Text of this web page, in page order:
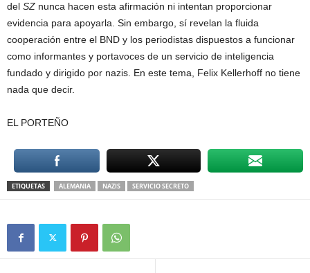
del SZ nunca hacen esta afirmación ni intentan proporcionar
evidencia para apoyarla. Sin embargo, sí revelan la fluida
cooperación entre el BND y los periodistas dispuestos a funcionar
como informantes y portavoces de un servicio de inteligencia
fundado y dirigido por nazis. En este tema, Felix Kellerhoff no tiene
nada que decir.
EL PORTEÑO
ETIQUETAS ALEMANIA NAZIS SERVICIO SECRETO